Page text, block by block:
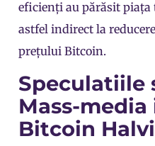
eficienți au părăsit
astfel indirect la
prețului Bitcoin.
Speculatiile
Mass-
Bitcoin